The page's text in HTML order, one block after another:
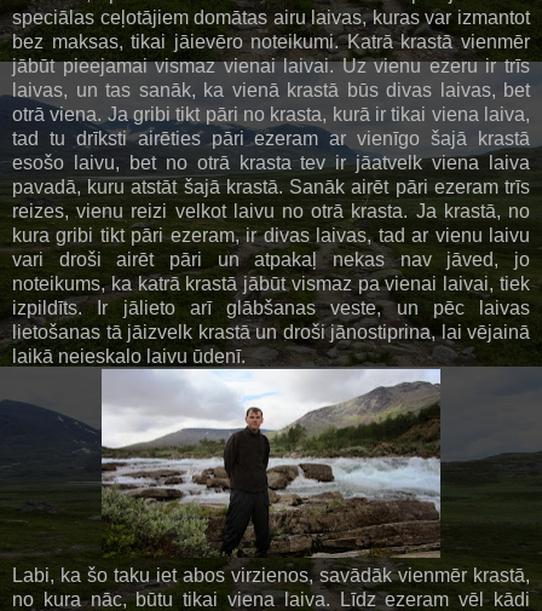
speciālas ceļotājiem domātas airu laivas, kuras var izmantot
bez maksas, tikai jāievēro noteikumi. Katrā krastā vienmēr
jābūt pieejamai vismaz vienai laivai. Uz vienu ezeru ir trīs
laivas, un tas sanāk, ka vienā krastā būs divas laivas, bet
otrā viena. Ja gribi tikt pāri no krasta, kurā ir tikai viena laiva,
tad tu drīksti airēties pāri ezeram ar vienīgo šajā krastā
esošo laivu, bet no otrā krasta tev ir jāatvelk viena laiva
pavadā, kuru atstāt šajā krastā. Sanāk airēt pāri ezeram trīs
reizes, vienu reizi velkot laivu no otrā krasta. Ja krastā, no
kura gribi tikt pāri ezeram, ir divas laivas, tad ar vienu laivu
vari droši airēt pāri un atpakaļ nekas nav jāved, jo
noteikums, ka katrā krastā jābūt vismaz pa vienai laivai, tiek
izpildīts. Ir jālieto arī glābšanas veste, un pēc laivas
lietošanas tā jāizvelk krastā un droši jānostiprina, lai vējainā
laikā neieskalo laivu ūdenī.
Labi, ka šo taku iet abos virzienos, savādāk vienmēr krastā,
no kura nāc, būtu tikai viena laiva. Līdz ezeram vēl kādi